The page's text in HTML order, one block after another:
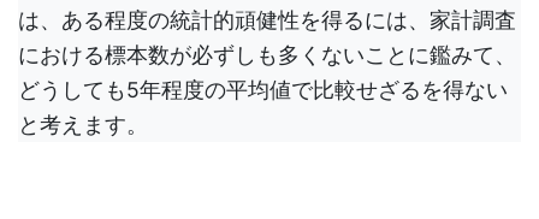
は、ある程度の統計的頑健性を得るには、家計調査
における標本数が必ずしも多くないことに鑑みて、
どうしても5年程度の平均値で比較せざるを得ない
と考えます。